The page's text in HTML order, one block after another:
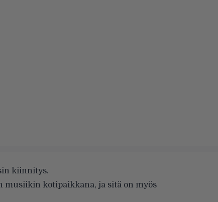
kiinnitys.
kotipaikkana, ja sitä on myös